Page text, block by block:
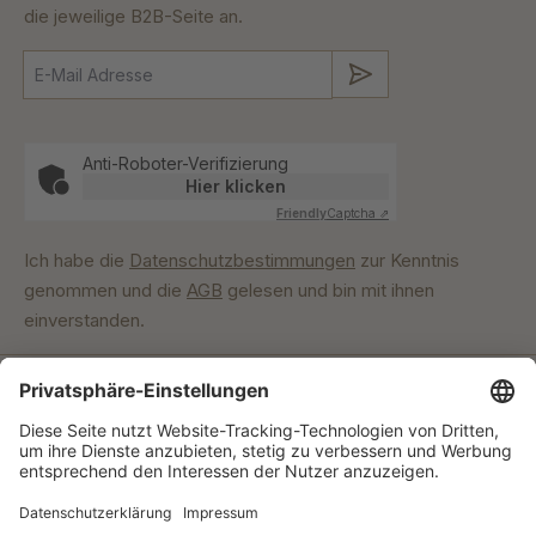
die jeweilige B2B-Seite an.
Anti-Roboter-Verifizierung
Hier klicken
FriendlyCaptcha ⇗
Ich habe die Datenschutzbestimmungen zur Kenntnis
genommen und die AGB gelesen und bin mit ihnen
einverstanden.